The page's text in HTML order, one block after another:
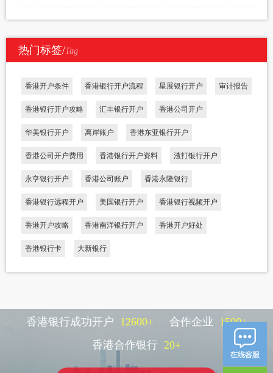
热门标签/Tag
香港开户条件 香港银行开户流程 星展银行开户 审计报告
香港银行开户攻略 汇丰银行开户 香港公司开户
华美银行开户 离岸账户 香港东亚银行开户
香港公司开户费用 香港银行开户资料 渣打银行开户
永亨银行开户 香港公司账户 香港永隆银行
香港银行远程开户 美国银行开户 香港银行视频开户
香港开户攻略 香港南洋银行开户 香港开户好处
香港银行卡 大新银行
香港银行成功开户 12600+ 合作企业 1500+
香港合作银行 20+